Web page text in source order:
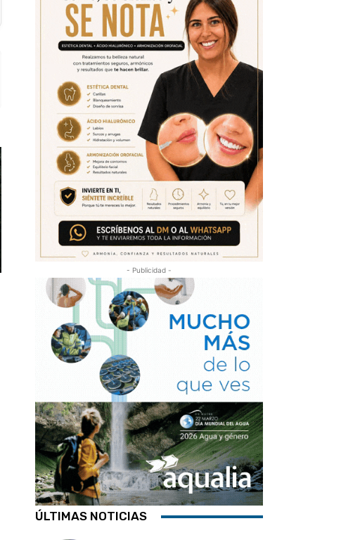
- Publicidad -
ÚLTIMAS NOTICIAS